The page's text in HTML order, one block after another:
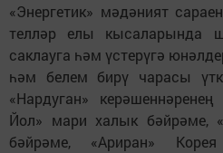
«Энергетик» мәдәният
телләр елы кысаларында
саклауга һәм үстерүгә
һәм белем бирү чарасы
«Нардуган»
Йол» мари халык бәйрәме,
бәйрәме, «Ариран»